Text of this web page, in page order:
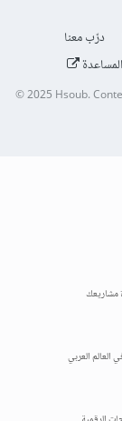
درّب معنا
© 2025 Hsoub.